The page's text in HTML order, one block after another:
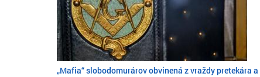
„Mafia“ slobodomurárov obvinená z vraždy pretekára